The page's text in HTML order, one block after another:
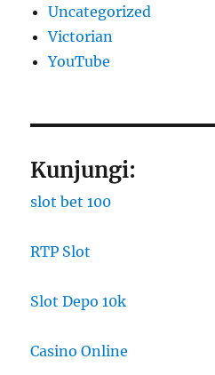
Uncategorized
Victorian
YouTube
Kunjungi:
slot bet 100
RTP Slot
Slot Depo 10k
Casino Online